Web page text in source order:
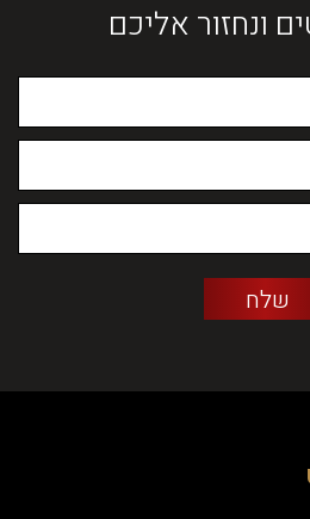
ונחזור אליכם